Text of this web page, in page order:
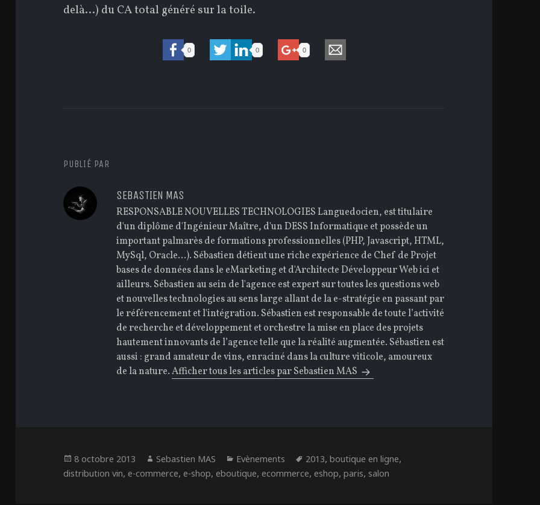
delà…) du CA total généré sur la toile.
0 0 0
PUBLIÉ PAR
SEBASTIEN MAS
RESPONSABLE NOUVELLES TECHNOLOGIES Languedocien, est titulaire
d'un diplôme d'Ingénieur Maître, d'un DESS Informatique et possède un
important palmarès de formations professionnelles (PHP, Javascript, HTML,
MySql, Oracle...). Sébastien détient une riche expérience de Chef de Projet
bases de données dans le eMarketing et d'Architecte Développeur Web ici et
ailleurs. Sébastien au sein de l'agence est expert sur toutes les questions web
et nouvelles technologies au sens large allant de la e-stratégie en passant par
le référencement et l'intégration. Sébastien est responsable de toute l’activité
de recherche et développement et orchestre la mise en place des projets
hautement innovants de l’agence telle que la réalité augmentée. Sébastien est
aussi : grand amateur de vins, enraciné dans la culture viticole, amoureux
de la nature.Afficher tous les articles par Sebastien MAS
Publié
le
8 octobre 2013 Auteur
Sebastien MAS Catégories
Evènements Étiquettes
2013,boutique en ligne,
distribution vin,e-commerce,e-shop,eboutique,ecommerce,eshop,paris, salon